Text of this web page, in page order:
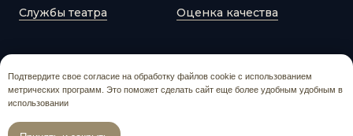
Подтвердите свое согласие на обработку файлов cookie с использованием
метрических программ. Это поможет сделать сайт еще более удобным удобным в
использовании
Службы театра
Оценка качества